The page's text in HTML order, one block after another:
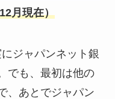
月現在）
ジャパンネット銀
でも、最初は他の
、あとでジャパン